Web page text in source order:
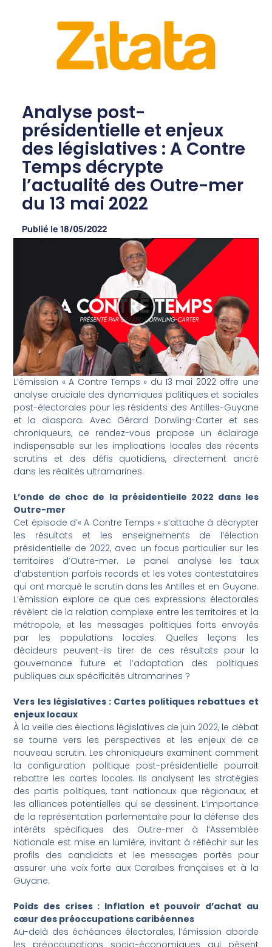
Analyse post-
présidentielle et enjeux
des législatives : A Contre
Temps décrypte
l’actualité des Outre-mer
du 13 mai 2022
Publié le 18/05/2022
L’émission « A Contre Temps » du 13 mai 2022 offre une
analyse cruciale des dynamiques politiques et sociales
post-électorales pour les résidents des Antilles-Guyane
et la diaspora. Avec Gérard Dorwling-Carter et ses
chroniqueurs, ce rendez-vous propose un éclairage
indispensable sur les implications locales des récents
scrutins et des défis quotidiens, directement ancré
dans les réalités ultramarines.
L’onde de choc de la présidentielle 2022 dans les
Outre-mer
Cet épisode d’« A Contre Temps » s’attache à décrypter
les résultats et les enseignements de l’élection
présidentielle de 2022, avec un focus particulier sur les
territoires d’Outre-mer. Le panel analyse les taux
d’abstention parfois records et les votes contestataires
qui ont marqué le scrutin dans les Antilles et en Guyane.
L’émission explore ce que ces expressions électorales
révèlent de la relation complexe entre les territoires et la
métropole, et les messages politiques forts envoyés
par les populations locales. Quelles leçons les
décideurs peuvent-ils tirer de ces résultats pour la
gouvernance future et l’adaptation des politiques
publiques aux spécificités ultramarines ?
Vers les législatives : Cartes politiques rebattues et
enjeux locaux
À la veille des élections législatives de juin 2022, le débat
se tourne vers les perspectives et les enjeux de ce
nouveau scrutin. Les chroniqueurs examinent comment
la configuration politique post-présidentielle pourrait
rebattre les cartes locales. Ils analysent les stratégies
des partis politiques, tant nationaux que régionaux, et
les alliances potentielles qui se dessinent. L’importance
de la représentation parlementaire pour la défense des
intérêts spécifiques des Outre-mer à l’Assemblée
Nationale est mise en lumière, invitant à réfléchir sur les
profils des candidats et les messages portés pour
assurer une voix forte aux Caraïbes françaises et à la
Guyane.
Poids des crises : Inflation et pouvoir d’achat au
cœur des préoccupations caribéennes
Au-delà des échéances électorales, l’émission aborde